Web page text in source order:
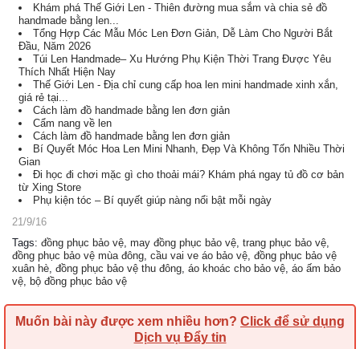
Khám phá Thế Giới Len - Thiên đường mua sắm và chia sẻ đồ
handmade bằng len...
Tổng Hợp Các Mẫu Móc Len Đơn Giản, Dễ Làm Cho Người Bắt
Đầu, Năm 2026
Túi Len Handmade– Xu Hướng Phụ Kiện Thời Trang Được Yêu
Thích Nhất Hiện Nay
Thế Giới Len - Địa chỉ cung cấp hoa len mini handmade xinh xắn,
giá rẻ tại...
Cách làm đồ handmade bằng len đơn giản
Cẩm nang về len
Cách làm đồ handmade bằng len đơn giản
Bí Quyết Móc Hoa Len Mini Nhanh, Đẹp Và Không Tốn Nhiều Thời
Gian
Đi học đi chơi mặc gì cho thoải mái? Khám phá ngay tủ đồ cơ bản
từ Xing Store
Phụ kiện tóc – Bí quyết giúp nàng nổi bật mỗi ngày
21/9/16
Tags: đồng phục bảo vệ, may đồng phục bảo vệ, trang phục bảo vệ,
đồng phục bảo vệ mùa đông, cầu vai ve áo bảo vệ, đồng phục bảo vệ
xuân hè, đồng phục bảo vệ thu đông, áo khoác cho bảo vệ, áo ấm bảo
vệ, bộ đồng phục bảo vệ
Muốn bài này được xem nhiều hơn? Click để sử dụng
Dịch vụ Đẩy tin